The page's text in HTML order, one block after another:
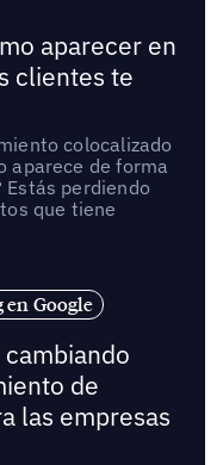
aparecer en
clientes te
colocalizado
aparece de forma
Estás perdiendo
que tiene
Google
cambiando
de
las empresas